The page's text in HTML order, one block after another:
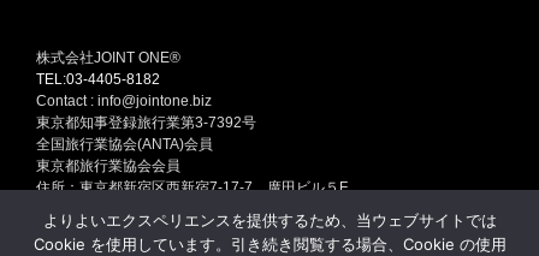
株式会社JOINT ONE®
TEL:03-4405-8182
Contact : info@jointone.biz
東京都知事登録旅行業第3-7392号
全国旅行業協会(ANTA)会員
東京都旅行業協会会員
住所：東京都新宿区西新宿7-17-7 廣田ビル５F
インバウンド(訪日外国人旅行者）セールスプロモーション
訪日外国人旅行者集客専門販売促進 インバウンド ONE Produced by
JOINT ONE
よりよいエクスペリエンスを提供するため、当ウェブサイトでは
Cookie を使用しています。引き続き閲覧する場合、Cookie の使用